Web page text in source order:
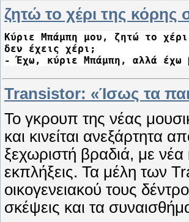
ζητώ το χέρι της κόρης
Κύριε Μπάμπη μου, ζητώ το
δεν έχεις χέρι;
- Έχω, κύριε Μπάμπη, αλλά έχω
Transistor: «Ίσως τα
Το γκρουπ της νέας
και κινείται ανεξάρτητα
ξεχωριστή βραδιά, με
εκπλήξεις. Τα μέλη των
οικογενειακού τους
σκέψεις και τα